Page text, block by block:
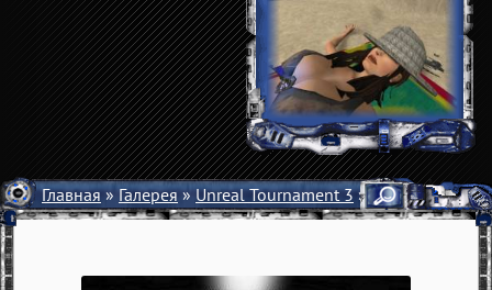
Главная»Галерея»Unreal Tournament 3» Обои